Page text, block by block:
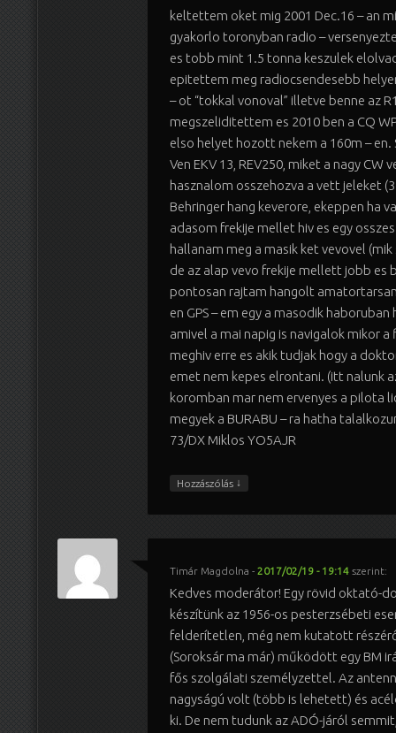
keltettem oket mig 2001 Dec.16 – an
gyakorlo toronyban radio –
es tobb mint 1.5 tonna keszulek
epitettem meg radiocsendesebb
– ot “tokkal vonoval” illetve benne az
megszeliditettem es 2010 ben a CQ
elso helyet hozott nekem a 160m – en.
Ven EKV 13, REV250, miket a nagy CW
hasznalom osszehozva a vett jeleket
Behringer hang keverore, ekeppen ha
adasom frekije mellet hiv es egy
hallanam meg a masik ket vevovel
de az alap vevo frekije mellett jobb es
pontosan rajtam hangolt
en GPS – em egy a masodik
amivel a mai napig is navigalok mikor
meghiv erre es akik tudjak hogy a
emet nem kepes elrontani. (itt nalunk
koromban mar nem ervenyes a pilota
megyek a BURABU – ra hatha
73/DX Miklos YO5AJR
Hozzászólás ↓
Timár Magdolna - 2017/02/19 - 19:14 szerint:
Kedves moderátor! Egy rövid oktató-
készítünk az 1956-os pesterzsébeti
felderítetlen, még nem kutatott
(Soroksár ma már) működött egy BM
fős szolgálati személyzettel. Az
nagyságú volt (több is lehetett) és
ki. De nem tudunk az ADÓ-járól